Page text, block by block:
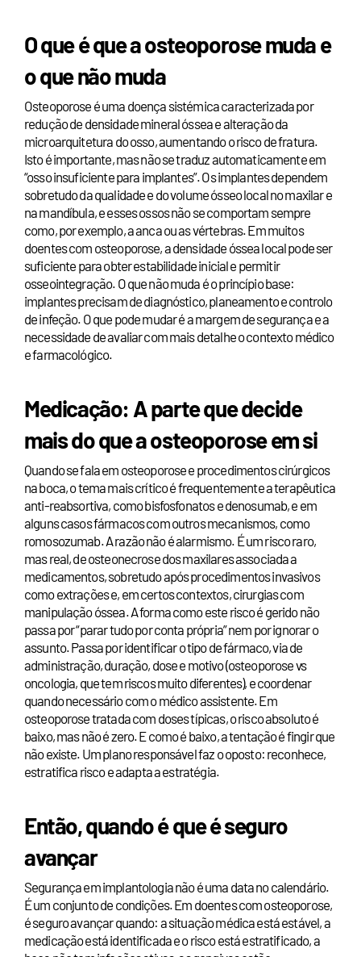
O que é que a osteoporose muda e
o que não muda
Osteoporose é uma doença sistémica caracterizada por
redução de densidade mineral óssea e alteração da
microarquitetura do osso, aumentando o risco de fratura.
Isto é importante, mas não se traduz automaticamente em
“osso insuficiente para implantes”. Os implantes dependem
sobretudo da qualidade e do volume ósseo local no maxilar e
na mandíbula, e esses ossos não se comportam sempre
como, por exemplo, a anca ou as vértebras. Em muitos
doentes com osteoporose, a densidade óssea local pode ser
suficiente para obter estabilidade inicial e permitir
osseointegração. O que não muda é o princípio base:
implantes precisam de diagnóstico, planeamento e controlo
de infeção. O que pode mudar é a margem de segurança e a
necessidade de avaliar com mais detalhe o contexto médico
e farmacológico.
Medicação: A parte que decide
mais do que a osteoporose em si
Quando se fala em osteoporose e procedimentos cirúrgicos
na boca, o tema mais crítico é frequentemente a terapêutica
anti-reabsortiva, como bisfosfonatos e denosumab, e em
alguns casos fármacos com outros mecanismos, como
romosozumab. A razão não é alarmismo. É um risco raro,
mas real, de osteonecrose dos maxilares associada a
medicamentos, sobretudo após procedimentos invasivos
como extrações e, em certos contextos, cirurgias com
manipulação óssea. A forma como este risco é gerido não
passa por “parar tudo por conta própria” nem por ignorar o
assunto. Passa por identificar o tipo de fármaco, via de
administração, duração, dose e motivo (osteoporose vs
oncologia, que tem riscos muito diferentes), e coordenar
quando necessário com o médico assistente. Em
osteoporose tratada com doses típicas, o risco absoluto é
baixo, mas não é zero. E como é baixo, a tentação é fingir que
não existe. Um plano responsável faz o oposto: reconhece,
estratifica risco e adapta a estratégia.
Então, quando é que é seguro
avançar
Segurança em implantologia não é uma data no calendário.
É um conjunto de condições. Em doentes com osteoporose,
é seguro avançar quando: a situação médica está estável, a
medicação está identificada e o risco está estratificado, a